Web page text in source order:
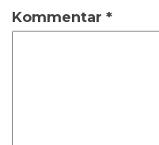
Kommentar *